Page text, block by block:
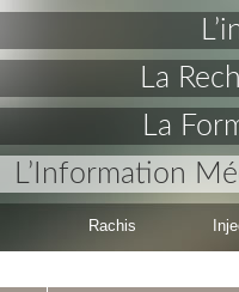
La
La
L’Information
Rachis